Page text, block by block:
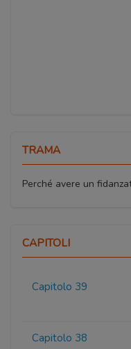
TRAMA
Perché avere un
CAPITOLI
Capitolo 39
Capitolo 38